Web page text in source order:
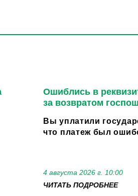
Ошиблись в
за возвратом
Вы уплатили
что платеж был
4 августа 2026 г. 10:00
ЧИТАТЬ ПОДРОБНЕЕ